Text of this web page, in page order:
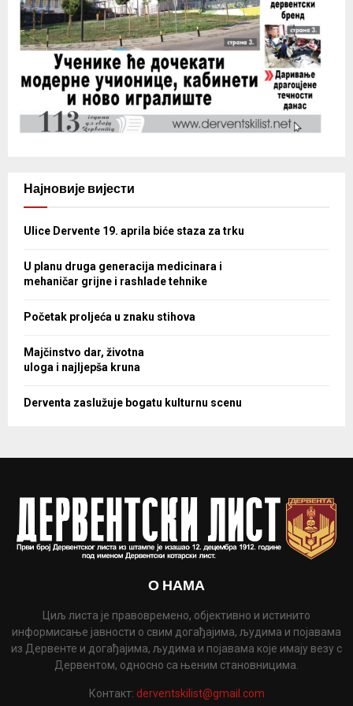
Најновије вијести
Ulice Dervente 19. aprila biće staza za trku
U planu druga generacija medicinara i
mehaničar grijne i rashlade tehnike
Početak proljeća u znaku stihova
Majčinstvo dar, životna
uloga i najljepša kruna
Derventa zaslužuje bogatu kulturnu scenu
О НАМА
Циљ листа је правовремено, објективно и истинито
информисање јавности о свим догађајима, људима и појавама
из Дервенте и догађајима, људима и појавама које имају везу с
Дервентом, односно са њеним становницима.
Контакт: derventskilist@gmail.com